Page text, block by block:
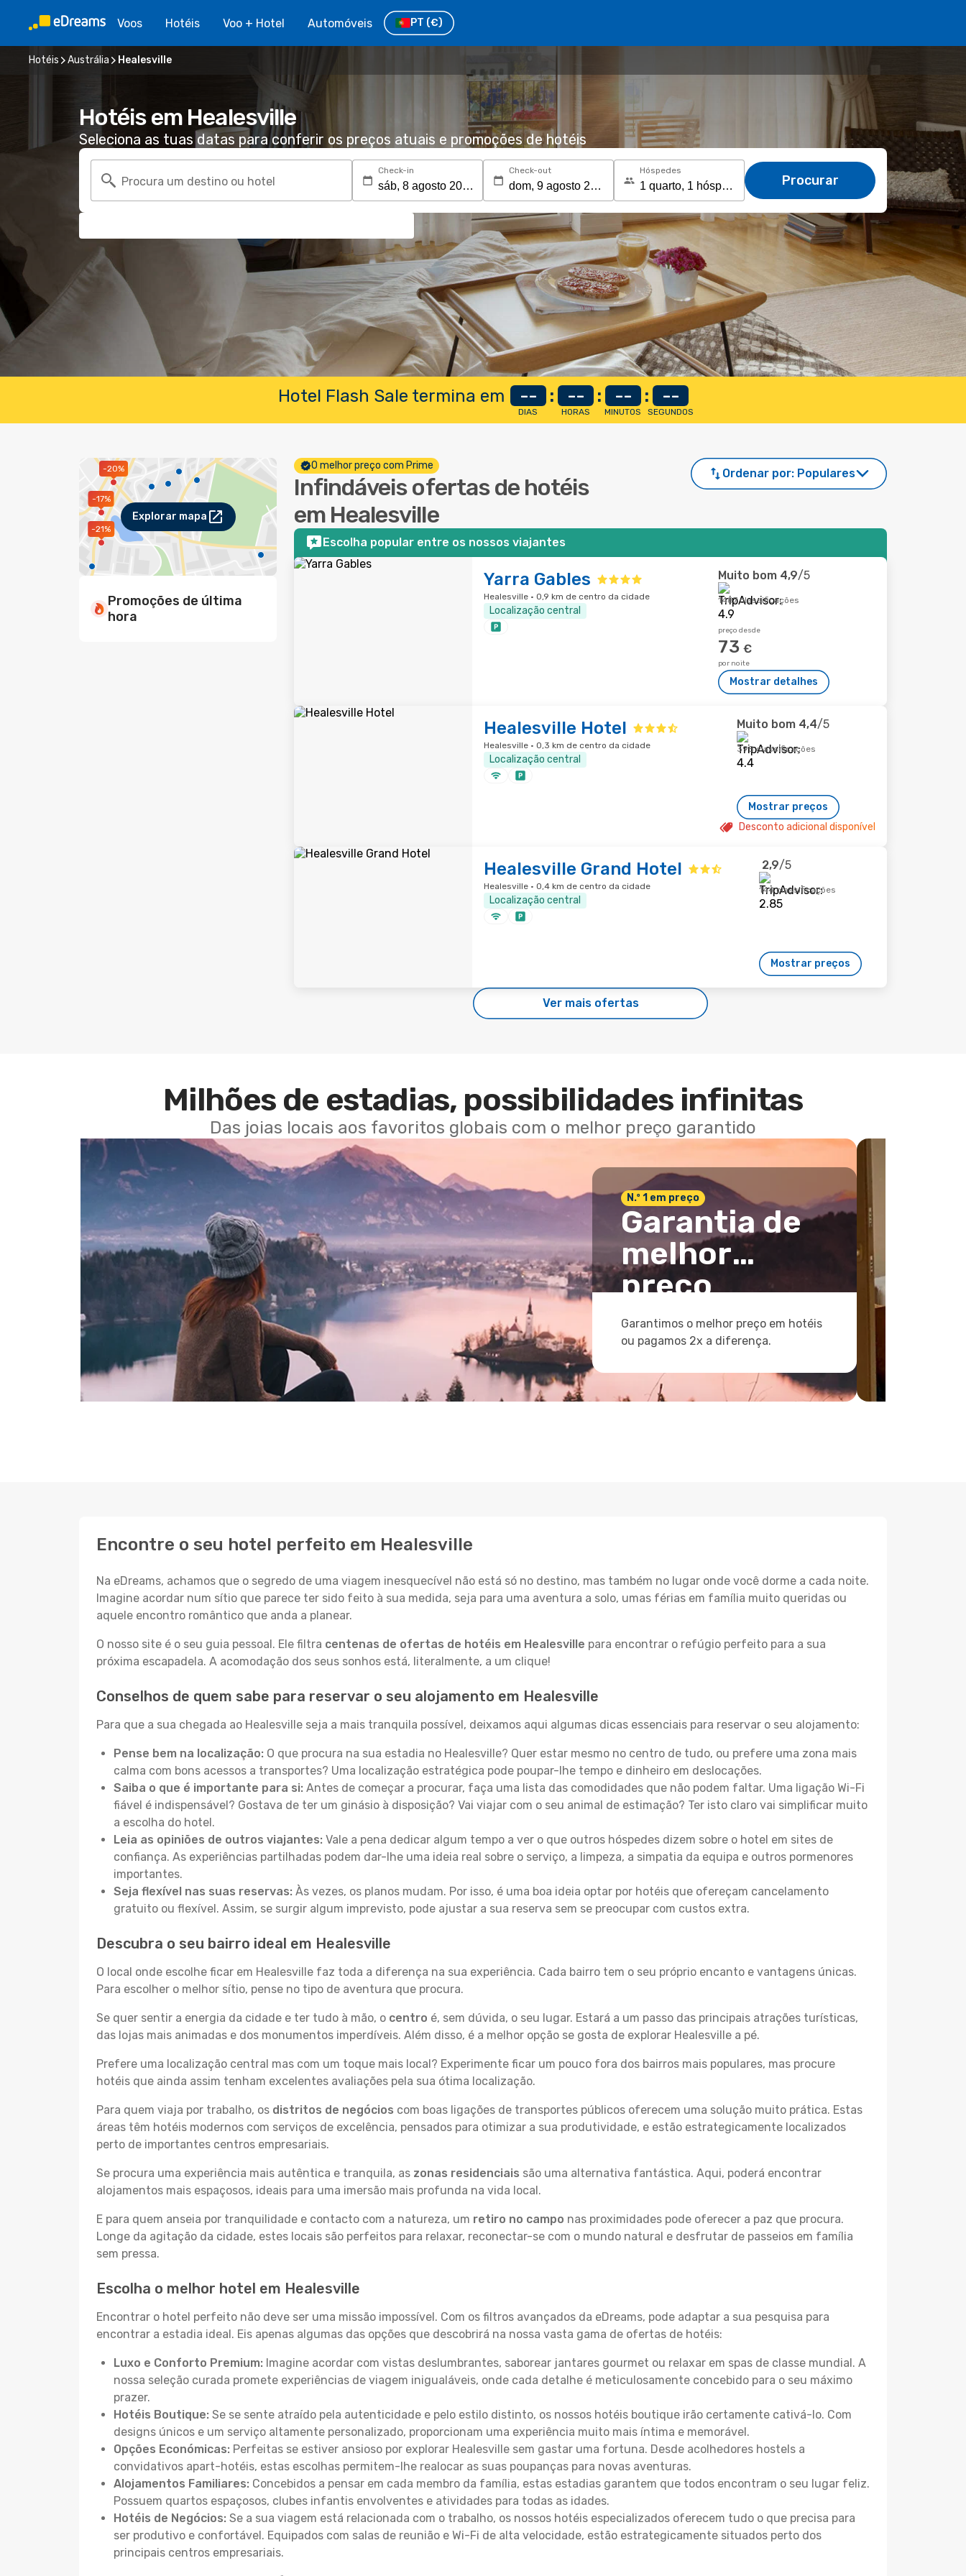
Voos Hotéis Voo + Hotel Automóveis PT (€)
Hotéis Austrália Healesville
Hotéis em Healesville
Seleciona as tuas datas para conferir os preços atuais e promoções de hotéis
Procura um destino ou hotel
Check-in Check-out Hóspedes
Procurar
Hotel Flash Sale termina em --
DIAS
: --
HORAS
: --
MINUTOS
: --
SEGUNDOS
-20%
-21%
-17%
Explorar mapa
Promoções de última
hora
O melhor preço com Prime
Infindáveis ofertas de hotéis
em Healesville
Ordenar por: Populares
Escolha popular entre os nossos viajantes
Yarra Gables
Healesville · 0,9 km de centro da cidade
Localização central
Muito bom 4,9/5
1487 classificações
preço desde
73 €
por noite
Mostrar detalhes
Healesville Hotel
Healesville · 0,3 km de centro da cidade
Localização central
Muito bom 4,4/5
395 classificações
Mostrar preços
Desconto adicional disponível
Healesville Grand Hotel
Healesville · 0,4 km de centro da cidade
Localização central
2,9/5
144 classificações
Mostrar preços
Ver mais ofertas
Milhões de estadias, possibilidades infinitas
Das joias locais aos favoritos globais com o melhor preço garantido
N.º 1 em preço
Garantia de
melhor
preço
Garantimos o melhor preço em hotéis
ou pagamos 2x a diferença.
Encontre o seu hotel perfeito em Healesville
Na eDreams, achamos que o segredo de uma viagem inesquecível não está só no destino, mas também no lugar onde você dorme a cada noite.
Imagine acordar num sítio que parece ter sido feito à sua medida, seja para uma aventura a solo, umas férias em família muito queridas ou
aquele encontro romântico que anda a planear.
O nosso site é o seu guia pessoal. Ele filtra centenas de ofertas de hotéis em Healesville para encontrar o refúgio perfeito para a sua
próxima escapadela. A acomodação dos seus sonhos está, literalmente, a um clique!
Conselhos de quem sabe para reservar o seu alojamento em Healesville
Para que a sua chegada ao Healesville seja a mais tranquila possível, deixamos aqui algumas dicas essenciais para reservar o seu alojamento:
Pense bem na localização: O que procura na sua estadia no Healesville? Quer estar mesmo no centro de tudo, ou prefere uma zona mais
calma com bons acessos a transportes? Uma localização estratégica pode poupar-lhe tempo e dinheiro em deslocações.
Saiba o que é importante para si: Antes de começar a procurar, faça uma lista das comodidades que não podem faltar. Uma ligação Wi-Fi
fiável é indispensável? Gostava de ter um ginásio à disposição? Vai viajar com o seu animal de estimação? Ter isto claro vai simplificar muito
a escolha do hotel.
Leia as opiniões de outros viajantes: Vale a pena dedicar algum tempo a ver o que outros hóspedes dizem sobre o hotel em sites de
confiança. As experiências partilhadas podem dar-lhe uma ideia real sobre o serviço, a limpeza, a simpatia da equipa e outros pormenores
importantes.
Seja flexível nas suas reservas: Às vezes, os planos mudam. Por isso, é uma boa ideia optar por hotéis que ofereçam cancelamento
gratuito ou flexível. Assim, se surgir algum imprevisto, pode ajustar a sua reserva sem se preocupar com custos extra.
Descubra o seu bairro ideal em Healesville
O local onde escolhe ficar em Healesville faz toda a diferença na sua experiência. Cada bairro tem o seu próprio encanto e vantagens únicas.
Para escolher o melhor sítio, pense no tipo de aventura que procura.
Se quer sentir a energia da cidade e ter tudo à mão, o centro é, sem dúvida, o seu lugar. Estará a um passo das principais atrações turísticas,
das lojas mais animadas e dos monumentos imperdíveis. Além disso, é a melhor opção se gosta de explorar Healesville a pé.
Prefere uma localização central mas com um toque mais local? Experimente ficar um pouco fora dos bairros mais populares, mas procure
hotéis que ainda assim tenham excelentes avaliações pela sua ótima localização.
Para quem viaja por trabalho, os distritos de negócios com boas ligações de transportes públicos oferecem uma solução muito prática. Estas
áreas têm hotéis modernos com serviços de excelência, pensados para otimizar a sua produtividade, e estão estrategicamente localizados
perto de importantes centros empresariais.
Se procura uma experiência mais autêntica e tranquila, as zonas residenciais são uma alternativa fantástica. Aqui, poderá encontrar
alojamentos mais espaçosos, ideais para uma imersão mais profunda na vida local.
E para quem anseia por tranquilidade e contacto com a natureza, um retiro no campo nas proximidades pode oferecer a paz que procura.
Longe da agitação da cidade, estes locais são perfeitos para relaxar, reconectar-se com o mundo natural e desfrutar de passeios em família
sem pressa.
Escolha o melhor hotel em Healesville
Encontrar o hotel perfeito não deve ser uma missão impossível. Com os filtros avançados da eDreams, pode adaptar a sua pesquisa para
encontrar a estadia ideal. Eis apenas algumas das opções que descobrirá na nossa vasta gama de ofertas de hotéis:
Luxo e Conforto Premium: Imagine acordar com vistas deslumbrantes, saborear jantares gourmet ou relaxar em spas de classe mundial. A
nossa seleção curada promete experiências de viagem inigualáveis, onde cada detalhe é meticulosamente concebido para o seu máximo
prazer.
Hotéis Boutique: Se se sente atraído pela autenticidade e pelo estilo distinto, os nossos hotéis boutique irão certamente cativá-lo. Com
designs únicos e um serviço altamente personalizado, proporcionam uma experiência muito mais íntima e memorável.
Opções Económicas: Perfeitas se estiver ansioso por explorar Healesville sem gastar uma fortuna. Desde acolhedores hostels a
convidativos apart-hotéis, estas escolhas permitem-lhe realocar as suas poupanças para novas aventuras.
Alojamentos Familiares: Concebidos a pensar em cada membro da família, estas estadias garantem que todos encontram o seu lugar feliz.
Possuem quartos espaçosos, clubes infantis envolventes e atividades para todas as idades.
Hotéis de Negócios: Se a sua viagem está relacionada com o trabalho, os nossos hotéis especializados oferecem tudo o que precisa para
ser produtivo e confortável. Equipados com salas de reunião e Wi-Fi de alta velocidade, estão estrategicamente situados perto dos
principais centros empresariais.